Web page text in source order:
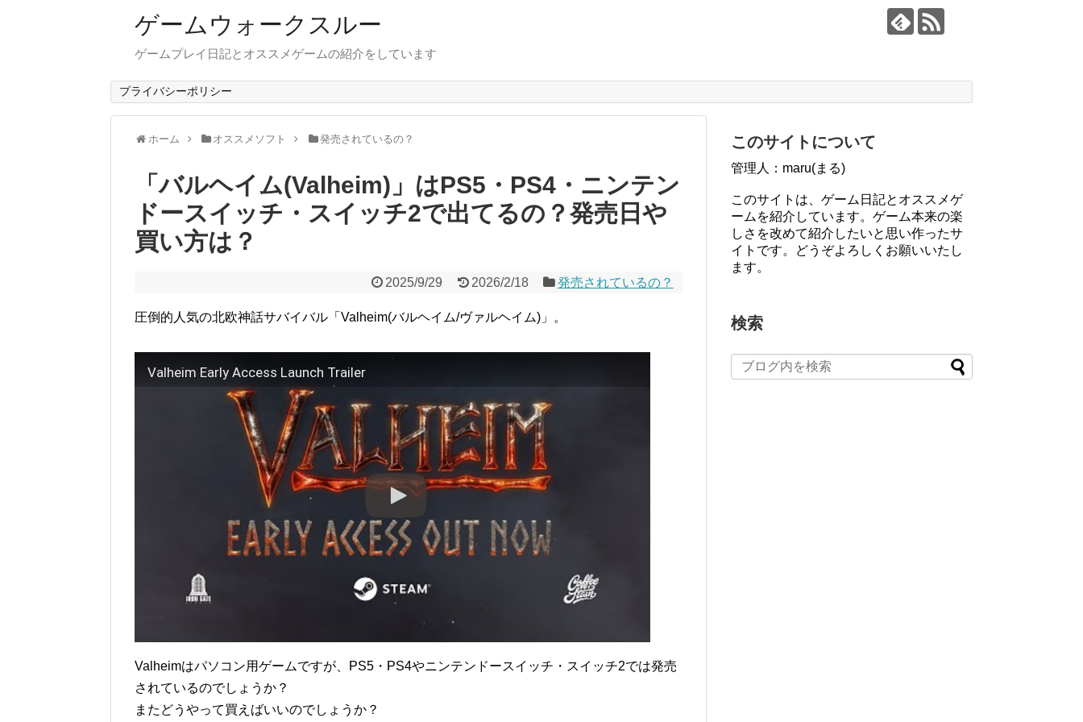
ゲームウォークスルー
ゲームプレイ日記とオススメゲームの紹介をしています
プライバシーポリシー
ホーム オススメソフト 発売されているの？
「バルヘイム(Valheim)」はPS5・PS4・ニンテン
ドースイッチ・スイッチ2で出てるの？発売日や
買い方は？
2025/9/29 2026/2/18 発売されているの？
圧倒的人気の北欧神話サバイバル「Valheim(バルヘイム/ヴァルヘイム)」。
Valheim Early Access Launch Trailer
Valheimはパソコン用ゲームですが、PS5・PS4やニンテンドースイッチ・スイッチ2では発売
されているのでしょうか？
またどうやって買えばいいのでしょうか？
このサイトについて
管理人：maru(まる)
このサイトは、ゲーム日記とオススメゲ
ームを紹介しています。ゲーム本来の楽
しさを改めて紹介したいと思い作ったサ
イトです。どうぞよろしくお願いいたし
ます。
検索